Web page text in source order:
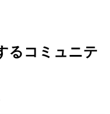
るコミュニテ